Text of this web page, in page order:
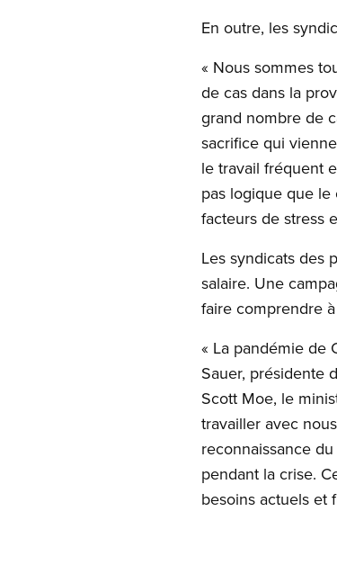
En outre, les
« Nous sommes
de cas dans la
grand nombre de
sacrifice qui
le travail fréquent
pas logique que
facteurs de stress
Les syndicats des
salaire. Une
faire comprendre
« La pandémie de
Sauer, présidente
Scott Moe, le
travailler avec
reconnaissance
pendant la crise.
besoins actuels et